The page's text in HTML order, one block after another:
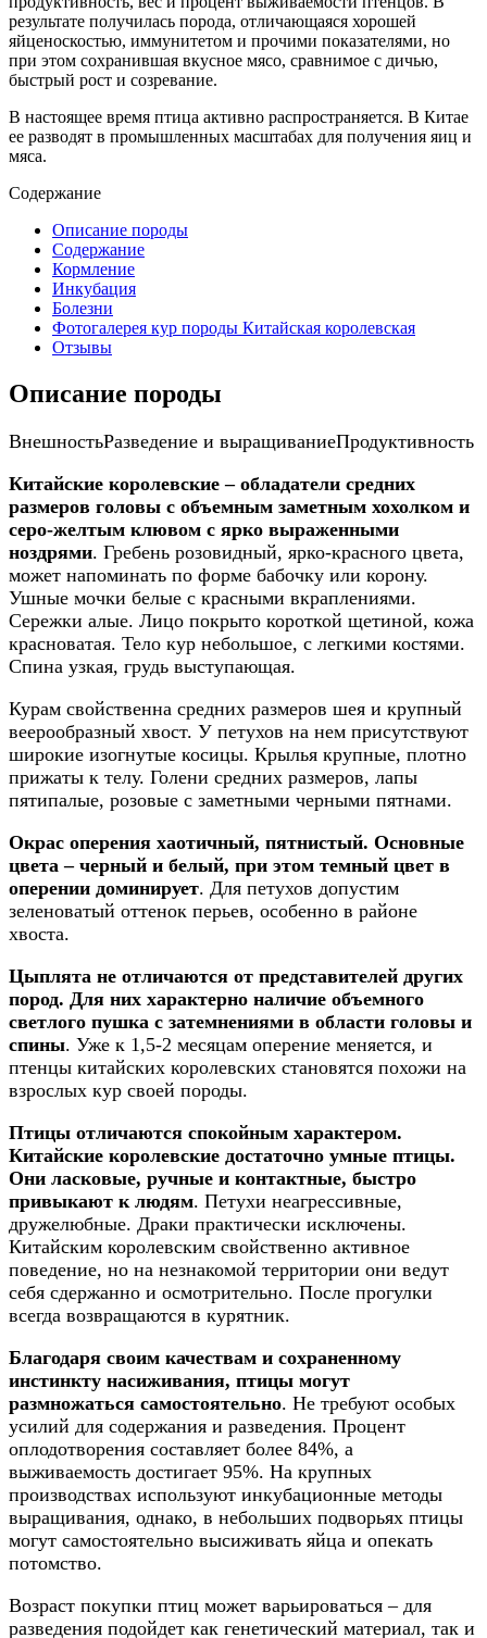
результате получилась порода, отличающаяся хорошей
яйценоскостью, иммунитетом и прочими показателями, но
при этом сохранившая вкусное мясо, сравнимое с дичью,
быстрый рост и созревание.
В настоящее время птица активно распространяется. В Китае
ее разводят в промышленных масштабах для получения яиц и
мяса.
Содержание
Описание породы
Содержание
Кормление
Инкубация
Болезни
Фотогалерея кур породы Китайская королевская
Отзывы
Описание породы
ВнешностьРазведение и выращиваниеПродуктивность
Китайские королевские – обладатели средних
размеров головы с объемным заметным хохолком и
серо-желтым клювом с ярко выраженными
ноздрями. Гребень розовидный, ярко-красного цвета,
может напоминать по форме бабочку или корону.
Ушные мочки белые с красными вкраплениями.
Сережки алые. Лицо покрыто короткой щетиной, кожа
красноватая. Тело кур небольшое, с легкими костями.
Спина узкая, грудь выступающая.
Курам свойственна средних размеров шея и крупный
веерообразный хвост. У петухов на нем присутствуют
широкие изогнутые косицы. Крылья крупные, плотно
прижаты к телу. Голени средних размеров, лапы
пятипалые, розовые с заметными черными пятнами.
Окрас оперения хаотичный, пятнистый. Основные
цвета – черный и белый, при этом темный цвет в
оперении доминирует. Для петухов допустим
зеленоватый оттенок перьев, особенно в районе
хвоста.
Цыплята не отличаются от представителей других
пород. Для них характерно наличие объемного
светлого пушка с затемнениями в области головы и
спины. Уже к 1,5-2 месяцам оперение меняется, и
птенцы китайских королевских становятся похожи на
взрослых кур своей породы.
Птицы отличаются спокойным характером.
Китайские королевские достаточно умные птицы.
Они ласковые, ручные и контактные, быстро
привыкают к людям. Петухи неагрессивные,
дружелюбные. Драки практически исключены.
Китайским королевским свойственно активное
поведение, но на незнакомой территории они ведут
себя сдержанно и осмотрительно. После прогулки
всегда возвращаются в курятник.
Благодаря своим качествам и сохраненному
инстинкту насиживания, птицы могут
размножаться самостоятельно. Не требуют особых
усилий для содержания и разведения. Процент
оплодотворения составляет более 84%, а
выживаемость достигает 95%. На крупных
производствах используют инкубационные методы
выращивания, однако, в небольших подворьях птицы
могут самостоятельно высиживать яйца и опекать
потомство.
Возраст покупки птиц может варьироваться – для
разведения подойдет как генетический материал, так и